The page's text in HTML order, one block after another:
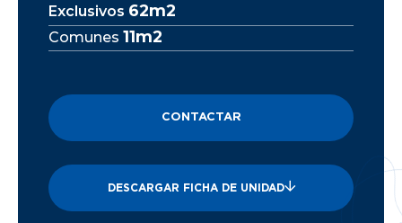
Exclusivos 62m2
Comunes 11m2
CONTACTAR
DESCARGAR FICHA DE UNIDAD